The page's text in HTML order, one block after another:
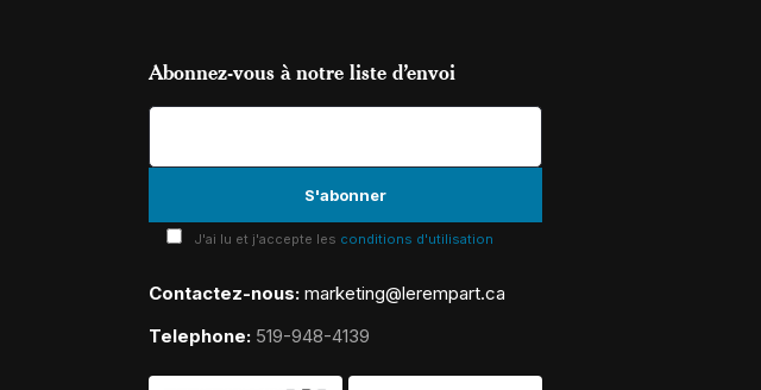
Abonnez-vous à notre liste d’envoi
J'ai lu et j'accepte les conditions d'utilisation
Contactez-nous: marketing@lerempart.ca
Telephone: 519-948-4139